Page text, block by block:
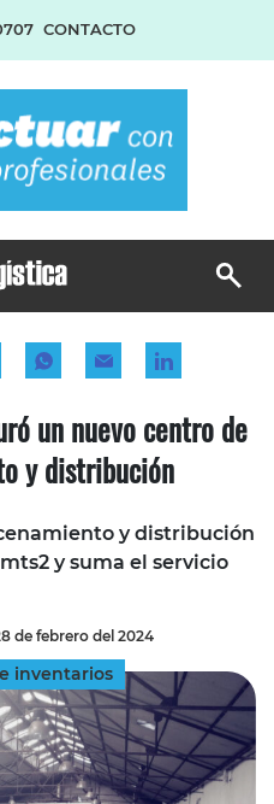
CONTACTO
un nuevo centro de
y distribución
y distribución
y suma el servicio
de febrero del 2024
inventarios